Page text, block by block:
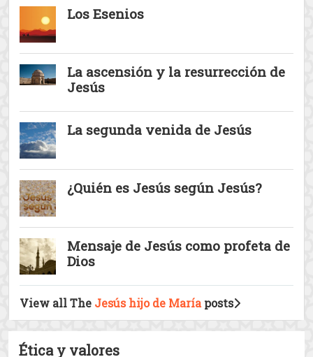
La tensa situación de la sociedad en la
que nació Jesús
El nacimie ...
Jesús